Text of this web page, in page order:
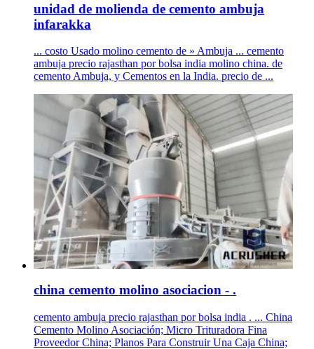
unidad de molienda de cemento ambuja
infarakka
... costo Usado molino cemento de » Ambuja ... cemento
ambuja precio rajasthan por bolsa india molino china. de
cemento Ambuja, y Cementos en la India. precio de ...
china cemento molino asociacion - .
cemento ambuja precio rajasthan por bolsa india . ... China
Cemento Molino Asociación; Micro Trituradora Fina
Proveedor China; Planos Para Construir Una Caja China;